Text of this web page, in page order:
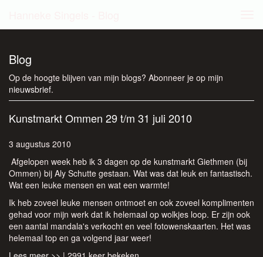
Blog
Op de hoogte blijven van mijn blogs? Abonneer je op mijn
nieuwsbrief.
Kunstmarkt Ommen 29 t/m 31 juli 2010
3 augustus 2010
Afgelopen week heb ik 3 dagen op de kunstmarkt Giethmen (bij
Ommen) bij Aly Schutte gestaan. Wat was dat leuk en fantastisch.
Wat een leuke mensen en wat een warmte!
Ik heb zoveel leuke mensen ontmoet en ook zoveel komplimenten
gehad voor mijn werk dat ik helemaal op wolkjes loop. Er zijn ook
een aantal mandala's verkocht en veel fotowenskaarten. Het was
helemaal top en ga volgend jaar weer!